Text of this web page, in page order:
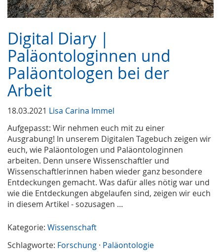
Digital Diary |
Paläontologinnen und
Paläontologen bei der
Arbeit
18.03.2021 Lisa Carina Immel
Aufgepasst: Wir nehmen euch mit zu einer
Ausgrabung! In unserem Digitalen Tagebuch zeigen wir
euch, wie Paläontologen und Paläontologinnen
arbeiten. Denn unsere Wissenschaftler und
Wissenschaftlerinnen haben wieder ganz besondere
Entdeckungen gemacht. Was dafür alles nötig war und
wie die Entdeckungen abgelaufen sind, zeigen wir euch
in diesem Artikel - sozusagen …
Kategorie: Wissenschaft
Schlagworte: Forschung · Paläontologie